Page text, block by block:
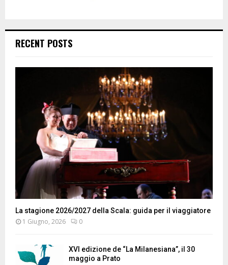
RECENT POSTS
La stagione 2026/2027 della Scala: guida per il viaggiatore
1 Giugno, 2026 0
XVI edizione de “La Milanesiana”, il 30
maggio a Prato